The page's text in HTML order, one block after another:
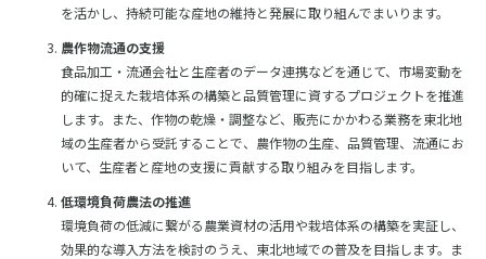
を活かし、持続可能な産地の維持と発展に取り組んでまいります。
農作物流通の支援
食品加工・流通会社と生産者のデータ連携などを通じて、市場変動を
的確に捉えた栽培体系の構築と品質管理に資するプロジェクトを推進
します。また、作物の乾燥・調整など、販売にかかわる業務を東北地
域の生産者から受託することで、農作物の生産、品質管理、流通にお
いて、生産者と産地の支援に貢献する取り組みを目指します。
低環境負荷農法の推進
環境負荷の低減に繋がる農業資材の活用や栽培体系の構築を実証し、
効果的な導入方法を検討のうえ、東北地域での普及を目指します。ま